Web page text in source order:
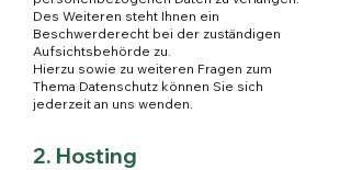
Des Weiteren steht Ihnen ein
Beschwerderecht bei der zuständigen
Aufsichtsbehörde zu.
Hierzu sowie zu weiteren Fragen zum
Thema Datenschutz können Sie sich
jederzeit an uns wenden.
2. Hosting